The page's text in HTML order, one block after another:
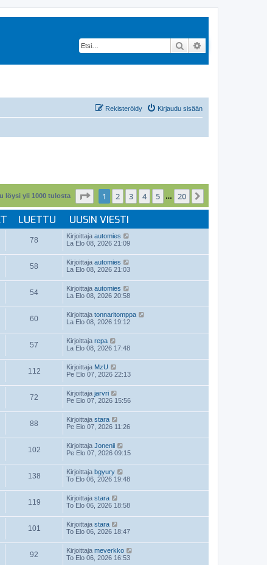
Etsi
Kirjaudu sisään
Rekisteröidy
löysi yli 1000 tulosta Sivu 20
1 2 3 4 5 … 20
LUETTU UUSIN VIESTI
78 Kirjoittaja automies
La Elo 08, 2026 21:09
58 Kirjoittaja automies
La Elo 08, 2026 21:03
54 Kirjoittaja automies
La Elo 08, 2026 20:58
60 Kirjoittaja tonnaritomppa
La Elo 08, 2026 19:12
57 Kirjoittaja repa
La Elo 08, 2026 17:48
112 Kirjoittaja MzU
Pe Elo 07, 2026 22:13
72 Kirjoittaja jarvri
Pe Elo 07, 2026 15:56
88 Kirjoittaja stara
Pe Elo 07, 2026 11:26
102 Kirjoittaja Jonenii
Pe Elo 07, 2026 09:15
138 Kirjoittaja bgyury
To Elo 06, 2026 19:48
119 Kirjoittaja stara
To Elo 06, 2026 18:58
101 Kirjoittaja stara
To Elo 06, 2026 18:47
92 Kirjoittaja meverkko
To Elo 06, 2026 16:53